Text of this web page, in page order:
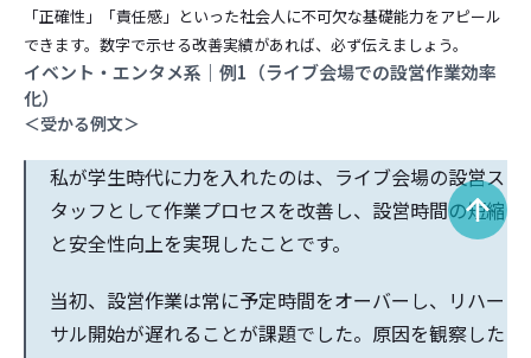
「正確性」「責任感」といった社会人に不可欠な基礎能力をアピール
できます。数字で示せる改善実績があれば、必ず伝えましょう。
イベント・エンタメ系｜例1（ライブ会場での設営作業効率
化）
＜受かる例文＞
私が学生時代に力を入れたのは、ライブ会場の設営ス
タッフとして作業プロセスを改善し、設営時間の短縮
と安全性向上を実現したことです。
当初、設営作業は常に予定時間をオーバーし、リハー
サル開始が遅れることが課題でした。原因を観察した